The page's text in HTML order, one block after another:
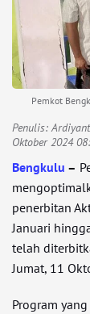
Pemkot
Penulis:
Oktober 2024
Bengkulu –
penerbitan
Januari
telah
Jumat, 11
Program